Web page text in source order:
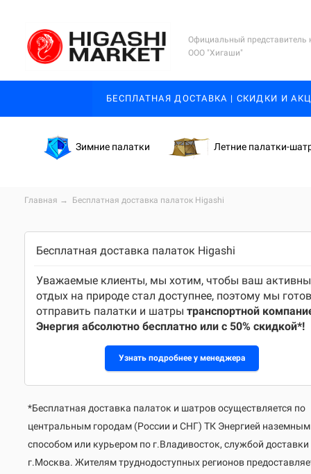
Официальный представитель
ООО "Хигаши"
БЕСПЛАТНАЯ ДОСТАВКА | СКИДКИ И
Зимние палатки Летние палатки-
Главная → Бесплатная доставка палаток Higashi
Бесплатная доставка палаток Higashi
Уважаемые клиенты, мы хотим, чтобы ваш
отдых на природе стал доступнее, поэтому мы
отправить палатки и шатры транспортной
Энергия абсолютно бесплатно или с 50% скидкой*!
Узнать подробнее у менеджера
*Бесплатная доставка палаток и шатров осуществляется по
центральным городам (России и СНГ) ТК Энергией наземным
способом или курьером по г.Владивосток, службой доставки
г.Москва. Жителям труднодоступных регионов